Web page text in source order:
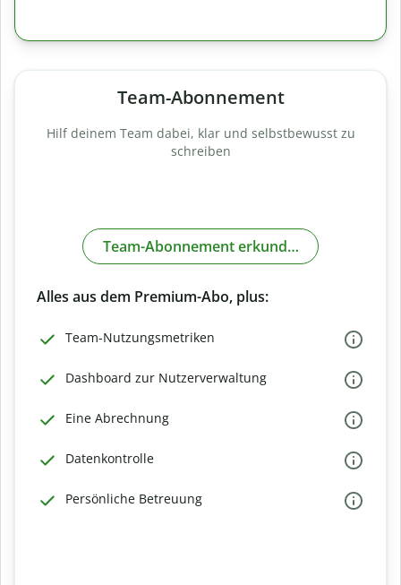
Team-Abonnement
Hilf deinem Team dabei, klar und selbstbewusst zu
schreiben
Team-Abonnement erkunden
Alles aus dem Premium-Abo, plus:
Team-Nutzungsmetriken
Dashboard zur Nutzerverwaltung
Eine Abrechnung
Datenkontrolle
Persönliche Betreuung